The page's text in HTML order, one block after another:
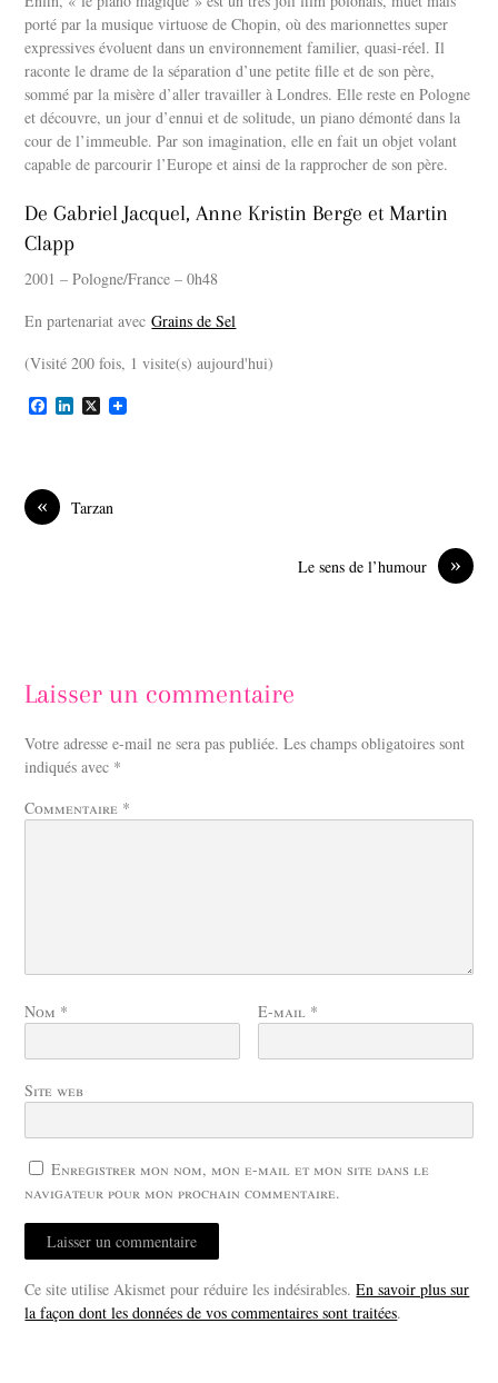
porté par la musique virtuose de Chopin, où des marionnettes super
expressives évoluent dans un environnement familier, quasi-réel. Il
raconte le drame de la séparation d’une petite fille et de son père,
sommé par la misère d’aller travailler à Londres. Elle reste en Pologne
et découvre, un jour d’ennui et de solitude, un piano démonté dans la
cour de l’immeuble. Par son imagination, elle en fait un objet volant
capable de parcourir l’Europe et ainsi de la rapprocher de son père.
De Gabriel Jacquel, Anne Kristin Berge et Martin
Clapp
2001 – Pologne/France – 0h48
En partenariat avecGrains de Sel
(Visité 200 fois, 1 visite(s) aujourd'hui)
F
o
o
k
L
I
X
« Tarzan
»
Le sens de l’humour
Laisser un commentaire
Votre adresse e-mail ne sera pas publiée. Les champs obligatoires sont
indiqués avec *
Commentaire *
Nom * E-mail *
Site web
Enregistrer mon nom, mon e-mail et mon site dans le
navigateur pour mon prochain commentaire.
Ce site utilise Akismet pour réduire les indésirables.En savoir plus sur
la façon dont les données de vos commentaires sont traitées.